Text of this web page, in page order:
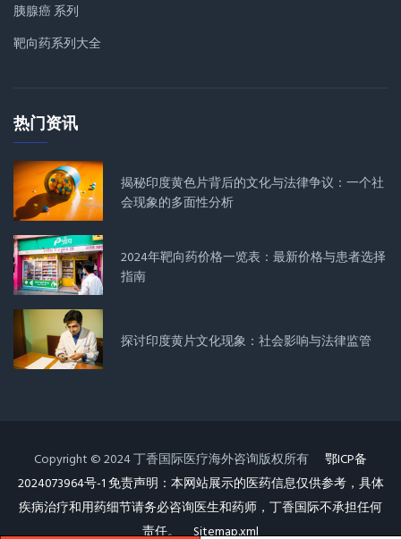
胰腺癌 系列
靶向药系列大全
热门资讯
揭秘印度黄色片背后的文化与法律争议：一个社
会现象的多面性分析
2024年靶向药价格一览表：最新价格与患者选择
指南
探讨印度黄片文化现象：社会影响与法律监管
Copyright © 2024 丁香国际医疗海外咨询版权所有 鄂ICP备
2024073964号-1 免责声明：本网站展示的医药信息仅供参考，具体
疾病治疗和用药细节请务必咨询医生和药师，丁香国际不承担任何
责任。
Sitemap.xml